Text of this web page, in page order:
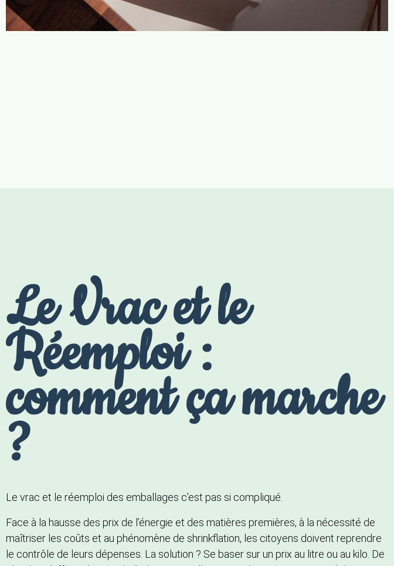
Le Vrac et le
Réemploi :
comment ça marche
?
Le vrac et le réemploi des emballages c’est pas si compliqué.
Face à la hausse des prix de l’énergie et des matières premières, à la nécessité de
maîtriser les coûts et au phénomène de shrinkflation, les citoyens doivent reprendre
le contrôle de leurs dépenses. La solution ? Se baser sur un prix au litre ou au kilo. De